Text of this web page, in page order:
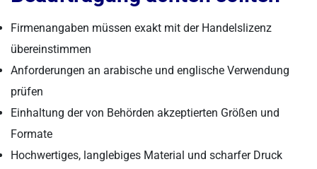
Firmenangaben müssen exakt mit der Handelslizenz
übereinstimmen
Anforderungen an arabische und englische Verwendung
prüfen
Einhaltung der von Behörden akzeptierten Größen und
Formate
Hochwertiges, langlebiges Material und scharfer Druck